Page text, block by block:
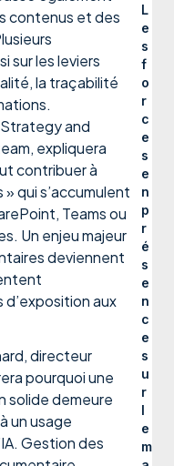
contenus et des
sur les leviers
la traçabilité
and
expliquera
contribuer à
qui s’accumulent
Teams ou
Un enjeu majeur
deviennent
aux
directeur
pourquoi une
solide demeure
un usage
Gestion des
L
e
s
f
o
r
c
e
s
e
n
p
r
é
s
e
n
c
e
s
u
r
l
e
m